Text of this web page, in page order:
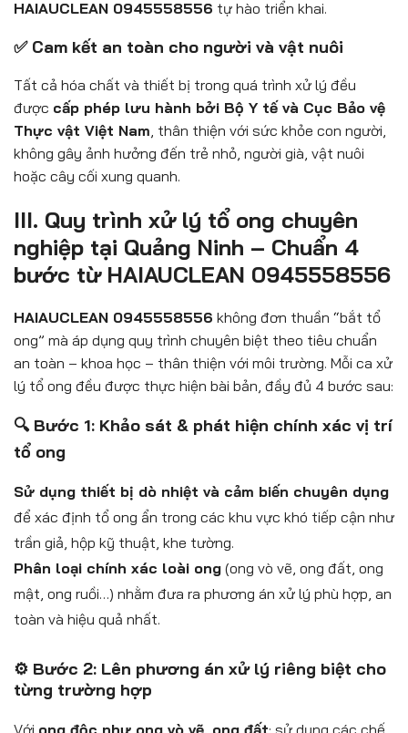
HAIAUCLEAN 0945558556 tự hào triển khai.
✅ Cam kết an toàn cho người và vật nuôi
Tất cả hóa chất và thiết bị trong quá trình xử lý đều
được cấp phép lưu hành bởi Bộ Y tế và Cục Bảo vệ
Thực vật Việt Nam, thân thiện với sức khỏe con người,
không gây ảnh hưởng đến trẻ nhỏ, người già, vật nuôi
hoặc cây cối xung quanh.
III. Quy trình xử lý tổ ong chuyên
nghiệp tại Quảng Ninh – Chuẩn 4
bước từ HAIAUCLEAN 0945558556
HAIAUCLEAN 0945558556 không đơn thuần “bắt tổ
ong” mà áp dụng quy trình chuyên biệt theo tiêu chuẩn
an toàn – khoa học – thân thiện với môi trường. Mỗi ca xử
lý tổ ong đều được thực hiện bài bản, đầy đủ 4 bước sau:
🔍 Bước 1: Khảo sát & phát hiện chính xác vị trí
tổ ong
Sử dụng thiết bị dò nhiệt và cảm biến chuyên dụng
để xác định tổ ong ẩn trong các khu vực khó tiếp cận như
trần giả, hộp kỹ thuật, khe tường.
Phân loại chính xác loài ong (ong vò vẽ, ong đất, ong
mật, ong ruồi…) nhằm đưa ra phương án xử lý phù hợp, an
toàn và hiệu quả nhất.
⚙️ Bước 2: Lên phương án xử lý riêng biệt cho
từng trường hợp
Với ong độc như ong vò vẽ, ong đất: sử dụng các chế